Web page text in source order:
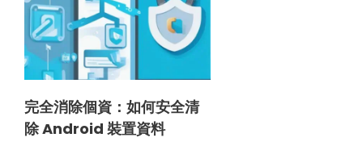
完全消除個資：如何安全清
除 Android 裝置資料